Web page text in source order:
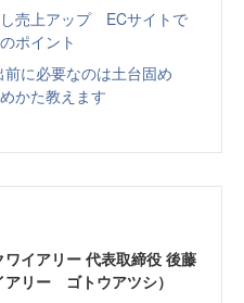
売上アップ ECサイトで
ポイント
前に必要なのは土台固め
かた教えます
イアリー 代表取締役 後藤
アリー ゴトウアツシ）